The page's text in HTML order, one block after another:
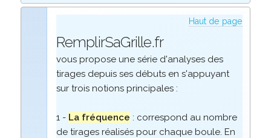
Haut de page
RemplirSaGrille.fr
vous propose une série d'analyses des
tirages depuis ses débuts en s'appuyant
sur trois notions principales :
1 - La fréquence : correspond au nombre
de tirages réalisés pour chaque boule. En